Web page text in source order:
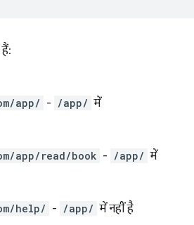
app/ - /app/ में
app/read/book - /app/ में
help/ - /app/ में नहीं है